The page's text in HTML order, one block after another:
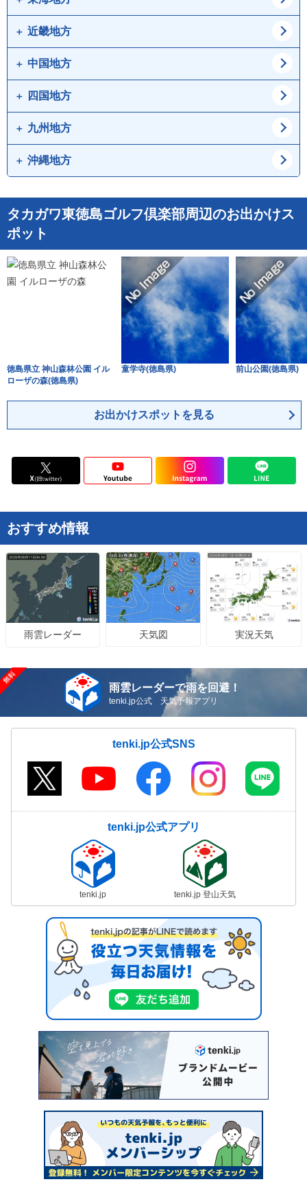
茨城県
群馬県
長野県
石川県
愛知県
静岡県
近畿地方
大阪府
京都府
奈良県
中国地方
鳥取県
岡山県
山口県
四国地方
徳島県
愛媛県
九州地方
福岡県
大分県 宮崎県
鹿児島県
沖縄地方
タカガワ東徳島ゴルフ倶楽部周辺のお出かけス
ポット
徳島県立 神山森林公園 イル
ローザの森(徳島県)
童学寺(徳島県) 前山公園(徳島県)
お出かけスポットを見る
おすすめ情報
雨雲レーダー 天気図 実況天気
雨雲レーダーで雨を回避！
tenki.jp公式 天気予報アプリ
tenki.jp公式SNS
tenki.jp公式アプリ
tenki.jp tenki.jp 登山天気